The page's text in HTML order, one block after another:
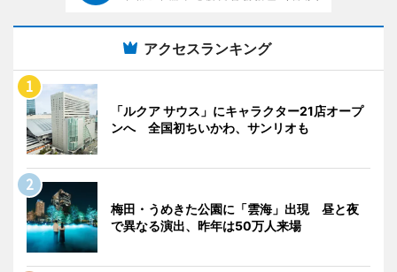
アクセスランキング
「ルクア サウス」にキャラクター21店オープ
ンへ 全国初ちいかわ、サンリオも
梅田・うめきた公園に「雲海」出現 昼と夜
で異なる演出、昨年は50万人来場